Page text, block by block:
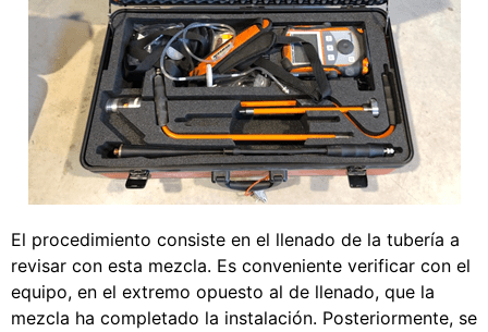
El procedimiento consiste en el llenado de la tubería a
revisar con esta mezcla. Es conveniente verificar con el
equipo, en el extremo opuesto al de llenado, que la
mezcla ha completado la instalación. Posteriormente, se